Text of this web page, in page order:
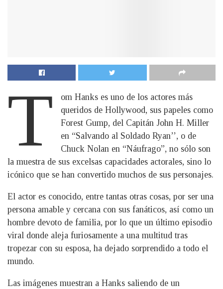
T
om Hanks es uno de los actores más
queridos de Hollywood, sus papeles como
Forest Gump, del Capitán John H. Miller
en “Salvando al Soldado Ryan’’, o de
Chuck Nolan en “Náufrago”, no sólo son
la muestra de sus excelsas capacidades actorales, sino lo
icónico que se han convertido muchos de sus personajes.
El actor es conocido, entre tantas otras cosas, por ser una
persona amable y cercana con sus fanáticos, así como un
hombre devoto de familia, por lo que un último episodio
viral donde aleja furiosamente a una multitud tras
tropezar con su esposa, ha dejado sorprendido a todo el
mundo.
Las imágenes muestran a Hanks saliendo de un